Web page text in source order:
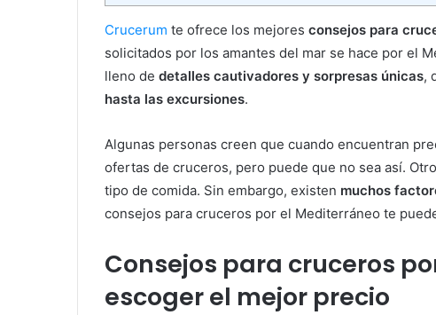
Crucerum te ofrece los mejores consejos para
solicitados por los amantes del mar se hace por el
lleno de detalles cautivadores y sorpresas únicas,
hasta las excursiones.
Algunas personas creen que cuando encuentran
ofertas de cruceros, pero puede que no sea así.
tipo de comida. Sin embargo, existen muchos
consejos para cruceros por el Mediterráneo te
Consejos para cruceros
escoger el mejor precio